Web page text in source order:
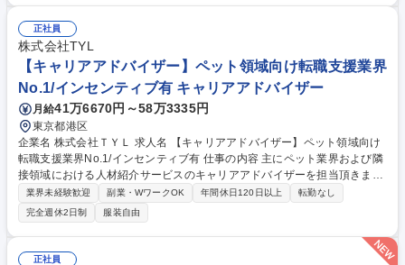
チを行っていきます。仲間が集めた人材も含めてサーチすることができる
体制を作っています。【CA】各社人材DBでのスカウトや独自のアライア
ンス先や人脈サーチでの獲得がメインです【特徴】年収700万～2000万超
のミドル・ハイクラス層をメインターゲットとして人材紹介事業を展開し
ています。 募集職種 【シニア人材コンサルタント/両面型】リモートワー
ク,働き方◎/三井物産G
正社員
株式会社TYL
【キャリアアドバイザー】ペット領域向け転職支援業界
No.1/インセンティブ有 キャリアアドバイザー
月給41万6670円～58万3335円
東京都港区
企業名 株式会社ＴＹＬ 求人名 【キャリアアドバイザー】ペット領域向け
転職支援業界No.1/インセンティブ有 仕事の内容 主にペット業界および隣
接領域における人材紹介サービスのキャリアアドバイザーを担当頂きま
す。ペット領域向けの転職支援にて業界No.1シェアを誇っており、さらな
る事業拡大を目指し募集いたします。 【求職者様向け】■電話やメールを
通じて、転職状況のヒアリング ■病院・ペットショップ・ペットサロンな
ど、求人情報のご案内 ■求職者様のご志向やキャリアの希望を踏まえたう
えでの相談や提案 等 【法人向け】■人材要件や就業先の条件（給与・待
業界未経験歓迎 副業・WワークOK 年間休日120日以上
転勤なし
完全週休2日制
服装自由
正社員